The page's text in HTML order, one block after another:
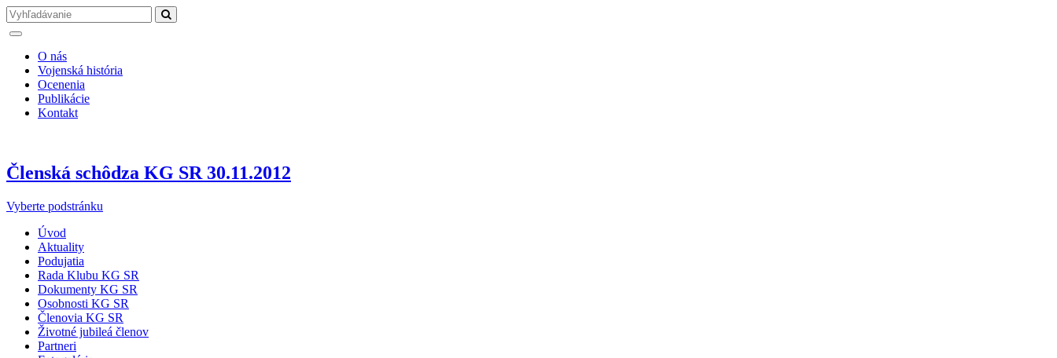
O nás
Vojenská história
Ocenenia
Publikácie
Kontakt
Členská schôdza KG SR 30.11.2012
Vyberte podstránku
Úvod
Aktuality
Podujatia
Rada Klubu KG SR
Dokumenty KG SR
Osobnosti KG SR
Členovia KG SR
Životné jubileá členov
Partneri